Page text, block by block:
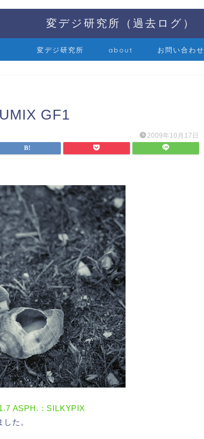
変デジ研究所（過去ログ）
変デジ研究所 about お問い合わせ
GF1
2009年10月17日
ASPH.：SILKYPIX
た。